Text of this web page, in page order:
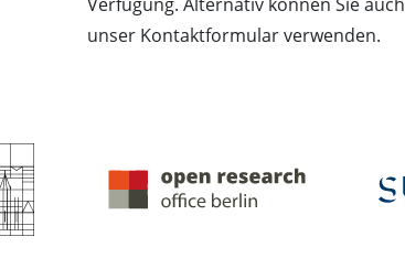
unser Kontaktformular verwenden.